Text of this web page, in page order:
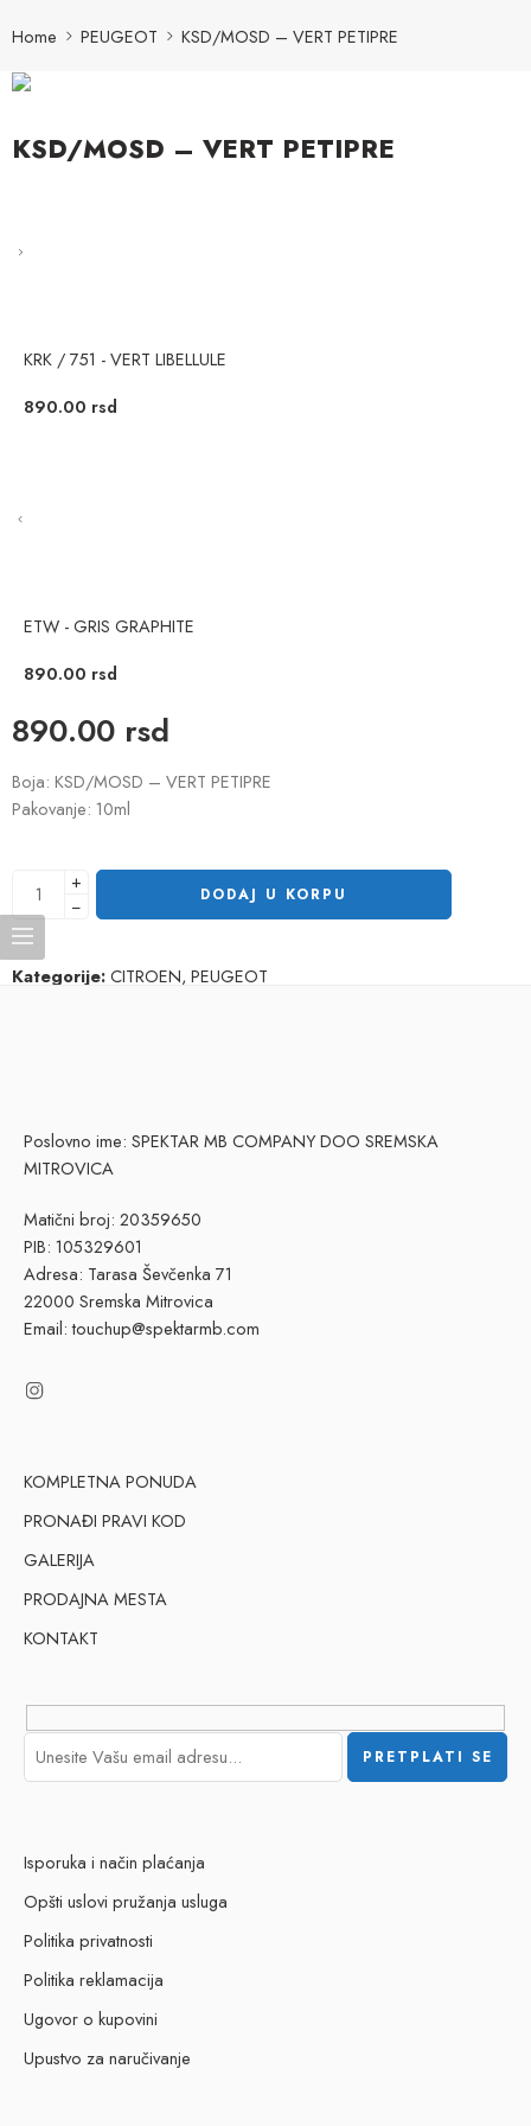
Home PEUGEOT KSD/MOSD – VERT PETIPRE
KSD/MOSD – VERT PETIPRE
KRK / 751 - VERT LIBELLULE
890.00 rsd
ETW - GRIS GRAPHITE
890.00 rsd
890.00 rsd
Boja: KSD/MOSD – VERT PETIPRE
Pakovanje: 10ml
+
−
DODAJ U KORPU
Kategorije:CITROEN, PEUGEOT
Poslovno ime: SPEKTAR MB COMPANY DOO SREMSKA
MITROVICA
Matični broj: 20359650
PIB: 105329601
Adresa: Tarasa Ševčenka 71
22000 Sremska Mitrovica
Email: touchup@spektarmb.com
KOMPLETNA PONUDA
PRONAĐI PRAVI KOD
GALERIJA
PRODAJNA MESTA
KONTAKT
Isporuka i način plaćanja
Opšti uslovi pružanja usluga
Politika privatnosti
Politika reklamacija
Ugovor o kupovini
Upustvo za naručivanje